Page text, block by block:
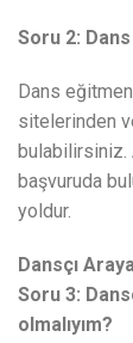
Soru 2:
Dans
sitelerinden
bulabilirsiniz.
başvuruda
yoldur.
Dansçı
Soru 3:
olmalıyım?